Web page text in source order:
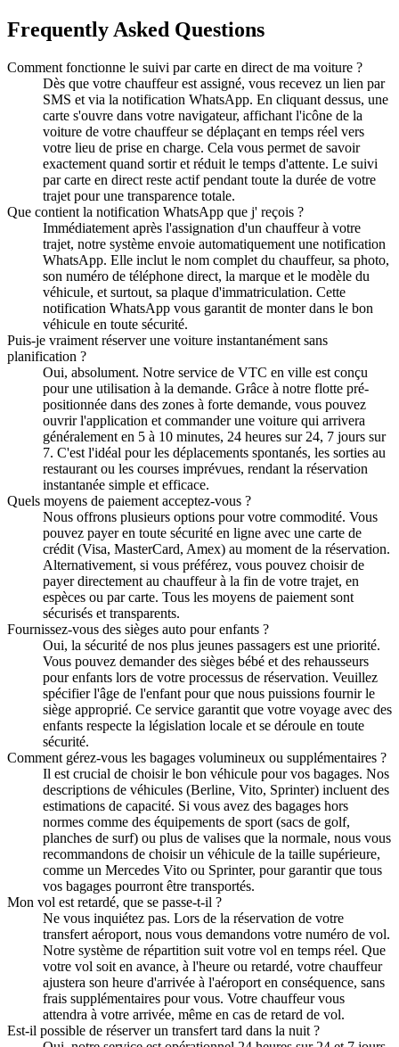
Frequently Asked Questions
Comment fonctionne le suivi par carte en direct de ma voiture ?
Dès que votre chauffeur est assigné, vous recevez un lien par
SMS et via la notification WhatsApp. En cliquant dessus, une
carte s'ouvre dans votre navigateur, affichant l'icône de la
voiture de votre chauffeur se déplaçant en temps réel vers
votre lieu de prise en charge. Cela vous permet de savoir
exactement quand sortir et réduit le temps d'attente. Le suivi
par carte en direct reste actif pendant toute la durée de votre
trajet pour une transparence totale.
Que contient la notification WhatsApp que j' reçois ?
Immédiatement après l'assignation d'un chauffeur à votre
trajet, notre système envoie automatiquement une notification
WhatsApp. Elle inclut le nom complet du chauffeur, sa photo,
son numéro de téléphone direct, la marque et le modèle du
véhicule, et surtout, sa plaque d'immatriculation. Cette
notification WhatsApp vous garantit de monter dans le bon
véhicule en toute sécurité.
Puis-je vraiment réserver une voiture instantanément sans
planification ?
Oui, absolument. Notre service de VTC en ville est conçu
pour une utilisation à la demande. Grâce à notre flotte pré-
positionnée dans des zones à forte demande, vous pouvez
ouvrir l'application et commander une voiture qui arrivera
généralement en 5 à 10 minutes, 24 heures sur 24, 7 jours sur
7. C'est l'idéal pour les déplacements spontanés, les sorties au
restaurant ou les courses imprévues, rendant la réservation
instantanée simple et efficace.
Quels moyens de paiement acceptez-vous ?
Nous offrons plusieurs options pour votre commodité. Vous
pouvez payer en toute sécurité en ligne avec une carte de
crédit (Visa, MasterCard, Amex) au moment de la réservation.
Alternativement, si vous préférez, vous pouvez choisir de
payer directement au chauffeur à la fin de votre trajet, en
espèces ou par carte. Tous les moyens de paiement sont
sécurisés et transparents.
Fournissez-vous des sièges auto pour enfants ?
Oui, la sécurité de nos plus jeunes passagers est une priorité.
Vous pouvez demander des sièges bébé et des rehausseurs
pour enfants lors de votre processus de réservation. Veuillez
spécifier l'âge de l'enfant pour que nous puissions fournir le
siège approprié. Ce service garantit que votre voyage avec des
enfants respecte la législation locale et se déroule en toute
sécurité.
Comment gérez-vous les bagages volumineux ou supplémentaires ?
Il est crucial de choisir le bon véhicule pour vos bagages. Nos
descriptions de véhicules (Berline, Vito, Sprinter) incluent des
estimations de capacité. Si vous avez des bagages hors
normes comme des équipements de sport (sacs de golf,
planches de surf) ou plus de valises que la normale, nous vous
recommandons de choisir un véhicule de la taille supérieure,
comme un Mercedes Vito ou Sprinter, pour garantir que tous
vos bagages pourront être transportés.
Mon vol est retardé, que se passe-t-il ?
Ne vous inquiétez pas. Lors de la réservation de votre
transfert aéroport, nous vous demandons votre numéro de vol.
Notre système de répartition suit votre vol en temps réel. Que
votre vol soit en avance, à l'heure ou retardé, votre chauffeur
ajustera son heure d'arrivée à l'aéroport en conséquence, sans
frais supplémentaires pour vous. Votre chauffeur vous
attendra à votre arrivée, même en cas de retard de vol.
Est-il possible de réserver un transfert tard dans la nuit ?